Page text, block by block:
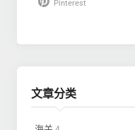
Pinterest
文章分类